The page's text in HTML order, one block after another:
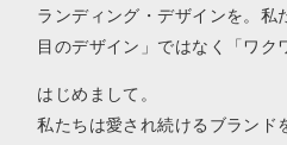
ランディング・デザインを。私
目のデザイン」ではなく「ワク
はじめまして。
私たちは愛され続けるブランド